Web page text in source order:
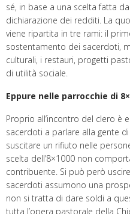
sé, in base a una scelta fatta
dichiarazione dei redditi. La
viene ripartita in tre rami: il
sostentamento dei sacerdoti,
culturali, i restauri, progetti
di utilità sociale.
Eppure nelle parrocchie di
Proprio all’incontro del clero è
sacerdoti a parlare alla gente
suscitare un rifiuto nelle
scelta dell’8×1000 non
contribuente. Si può però
sacerdoti assumono una
non si tratta di dare soldi a
tutta l’opera pastorale della